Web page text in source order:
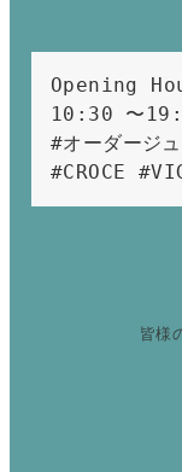
Opening
10:30 〜
#オーダージ
#CROCE
皆様